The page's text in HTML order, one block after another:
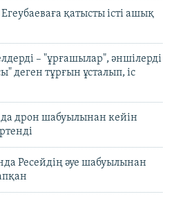
қатысты істі ашық
– "ұрғашылар", әншілерді
тұрғын ұсталып, іс
дрон шабуылынан кейін
Ресейдің әуе шабуылынан